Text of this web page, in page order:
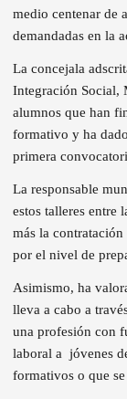
medio centenar de
demandadas en la
La concejala
Integración Social,
alumnos que han
formativo y ha
primera
La responsable
estos talleres entre
más la contratación
por el nivel de
Asimismo, ha
lleva a cabo a
una profesión con
laboral a jóvenes
formativos o que